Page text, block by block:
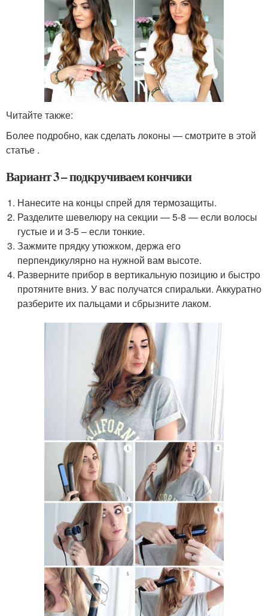
Читайте также:
Более подробно, как сделать локоны — смотрите в этой
статье .
Вариант 3 – подкручиваем кончики
Нанесите на концы спрей для термозащиты.
Разделите шевелюру на секции — 5-8 — если волосы
густые и и 3-5 – если тонкие.
Зажмите прядку утюжком, держа его
перпендикулярно на нужной вам высоте.
Разверните прибор в вертикальную позицию и быстро
протяните вниз. У вас получатся спиральки. Аккуратно
разберите их пальцами и сбрызните лаком.